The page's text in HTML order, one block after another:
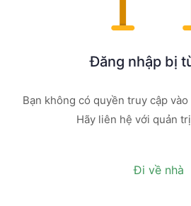
Đăng nhập bị
Bạn không có quyền truy cập
Hãy liên hệ với quản
Đi về nhà